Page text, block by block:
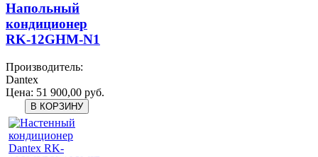
Напольный
кондиционер
RK-12GHM-N1
Производитель:
Dantex
Цена: 51 900,00 руб.